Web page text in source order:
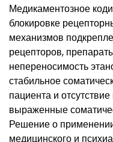
Медикаментозное
блокировке
механизмов
рецепторов,
непереносимость
стабильное
пациента и
выраженные
Решение о
медицинского и